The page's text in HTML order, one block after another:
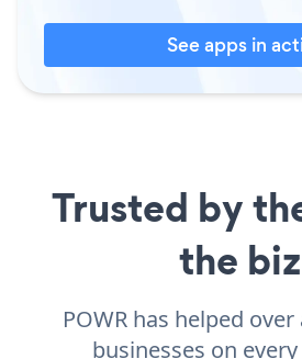
See apps in
Trusted by
the
POWR has helped
businesses on